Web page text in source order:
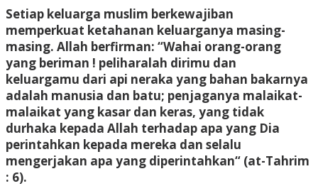
Setiap keluarga muslim berkewajiban
memperkuat ketahanan keluarganya masing-
masing. Allah berfirman: “Wahai orang-orang
yang beriman ! peliharalah dirimu dan
keluargamu dari api neraka yang bahan bakarnya
adalah manusia dan batu; penjaganya malaikat-
malaikat yang kasar dan keras, yang tidak
durhaka kepada Allah terhadap apa yang Dia
perintahkan kepada mereka dan selalu
mengerjakan apa yang diperintahkan“ (at-Tahrim
: 6).